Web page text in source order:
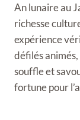
An lunaire au
richesse
expérience
défilés animés,
souffle et
fortune pour